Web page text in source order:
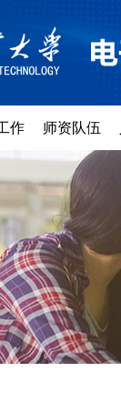
作 师资队伍